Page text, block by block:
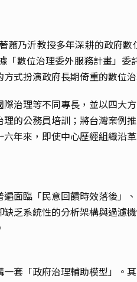
蕭乃沂教授多年深耕的政府
數位治理委外服務計畫」
式扮演政府長期倚重的數位治
治理等不同專長，並以四大
的公務員培訓；將台灣案例
年來，即使中心歷經組織沿
面臨「民意回饋時效落後」
乏系統性的分析架構與過濾
套「政府治理輔助模型」。